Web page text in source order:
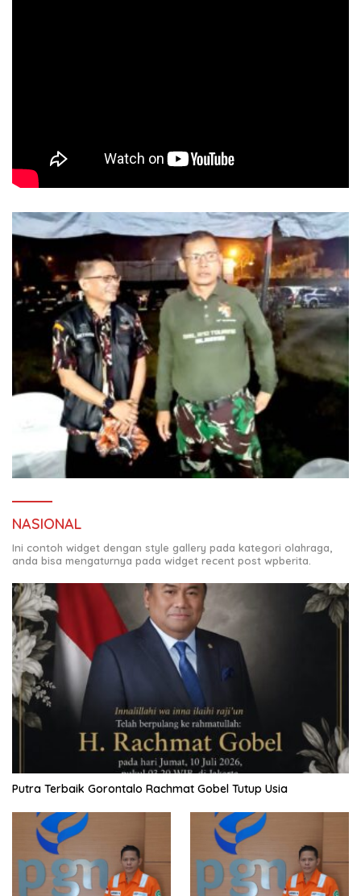
NASIONAL
Ini contoh widget dengan style gallery pada kategori olahraga,
anda bisa mengaturnya pada widget recent post wpberita.
Putra Terbaik Gorontalo Rachmat Gobel Tutup Usia